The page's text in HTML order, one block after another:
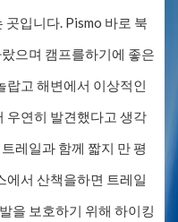
입니다. Pismo 바로 북
으며 캠프를하기에 좋은
랍고 해변에서 이상적인
우연히 발견했다고 생각
레일과 함께 짧지 만 평
에서 산책을하면 트레일
을 보호하기 위해 하이킹